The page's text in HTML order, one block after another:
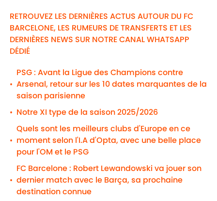
RETROUVEZ LES DERNIÈRES ACTUS AUTOUR DU FC
BARCELONE, LES RUMEURS DE TRANSFERTS ET LES
DERNIÈRES NEWS SUR NOTRE CANAL WHATSAPP
DÉDIÉ
•
PSG : Avant la Ligue des Champions contre
Arsenal, retour sur les 10 dates marquantes de la
saison parisienne
• Notre XI type de la saison 2025/2026
•
Quels sont les meilleurs clubs d'Europe en ce
moment selon l'I.A d'Opta, avec une belle place
pour l'OM et le PSG
•
FC Barcelone : Robert Lewandowski va jouer son
dernier match avec le Barça, sa prochaine
destination connue